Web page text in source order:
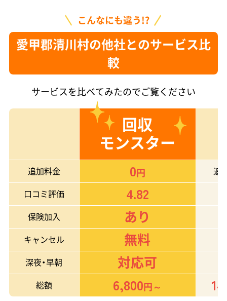
こんなにも違う!?
愛甲郡清川村の他社とのサービス比
較
サービスを比べてみたのでご覧ください
回収
モンスター
追加料金 0円
追
口コミ評価
4.82
保険加入 あり
キャンセル 無料
深夜・早朝 対応可
総額
6,800円～